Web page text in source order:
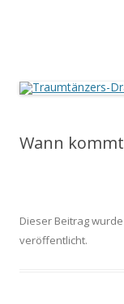
Wann
Dieser Beitrag
veröffentlicht.